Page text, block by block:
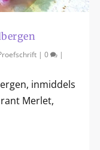
|0 |
inmiddels
Merlet,